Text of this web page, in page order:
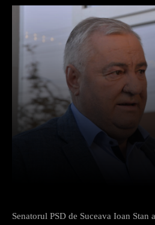
Senatorul PSD de Suceava Ioan Stan